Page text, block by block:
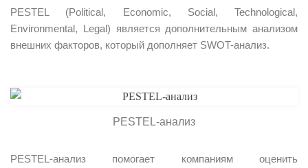
PESTEL (Political, Economic, Social, Technological,
Environmental, Legal) является дополнительным анализом
внешних факторов, который дополняет SWOT-анализ.
PESTEL-анализ
PESTEL-анализ помогает компаниям оценить